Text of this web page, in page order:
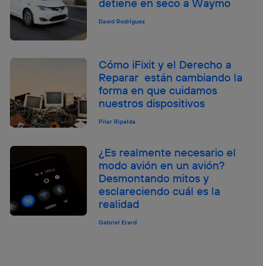
David Rodríguez
Cómo iFixit y el Derecho a
Reparar están cambiando la
forma en que cuidamos
nuestros dispositivos
Pilar Ripalda
¿Es realmente necesario el
modo avión en un avión?
Desmontando mitos y
esclareciendo cuál es la
realidad
Gabriel Erard